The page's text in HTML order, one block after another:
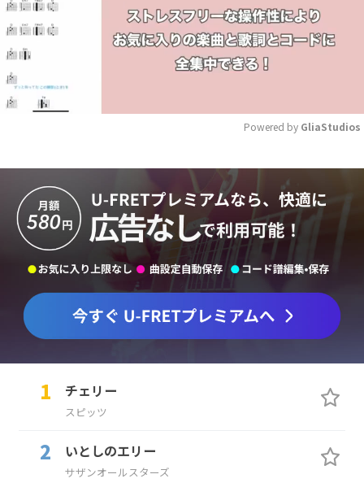
Powered by GliaStudios
チェリー
スピッツ
いとしのエリー
サザンオールスターズ